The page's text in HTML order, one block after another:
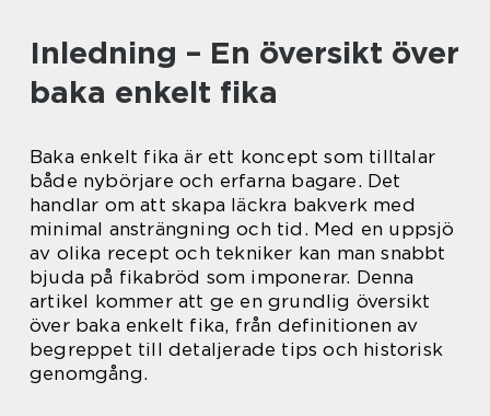
Inledning – En översikt över
baka enkelt fika
Baka enkelt fika är ett koncept som tilltalar
både nybörjare och erfarna bagare. Det
handlar om att skapa läckra bakverk med
minimal ansträngning och tid. Med en uppsjö
av olika recept och tekniker kan man snabbt
bjuda på fikabröd som imponerar. Denna
artikel kommer att ge en grundlig översikt
över baka enkelt fika, från definitionen av
begreppet till detaljerade tips och historisk
genomgång.